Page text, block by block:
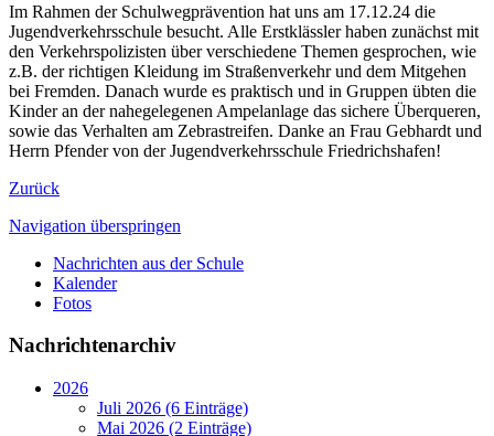
Im Rahmen der Schulwegprävention hat uns am 17.12.24 die
Jugendverkehrsschule besucht. Alle Erstklässler haben zunächst mit
den Verkehrspolizisten über verschiedene Themen gesprochen, wie
z.B. der richtigen Kleidung im Straßenverkehr und dem Mitgehen
bei Fremden. Danach wurde es praktisch und in Gruppen übten die
Kinder an der nahegelegenen Ampelanlage das sichere Überqueren,
sowie das Verhalten am Zebrastreifen. Danke an Frau Gebhardt und
Herrn Pfender von der Jugendverkehrsschule Friedrichshafen!
Zurück
Navigation überspringen
Nachrichten aus der Schule
Kalender
Fotos
Nachrichtenarchiv
2026
Juli 2026 (6 Einträge)
Mai 2026 (2 Einträge)